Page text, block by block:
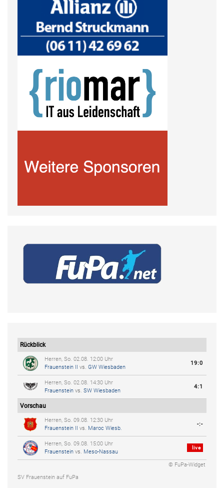
Rückblick
Herren, So. 02.08. 12:00 Uhr
Frauenstein II vs. GW Wiesbaden
19:0
Herren, So. 02.08. 14:30 Uhr
Frauenstein vs. SW Wiesbaden
4:1
Vorschau
Herren, So. 09.08. 12:30 Uhr
Frauenstein II vs. Maroc Wiesb.
-:-
Herren, So. 09.08. 15:00 Uhr
Frauenstein vs. Meso-Nassau
live
© FuPa-Widget
SV Frauenstein auf FuPa